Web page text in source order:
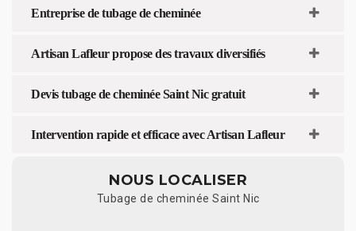
Entreprise de tubage de cheminée
Artisan Lafleur propose des travaux diversifiés
Devis tubage de cheminée Saint Nic gratuit
Intervention rapide et efficace avec Artisan Lafleur
NOUS LOCALISER
Tubage de cheminée Saint Nic